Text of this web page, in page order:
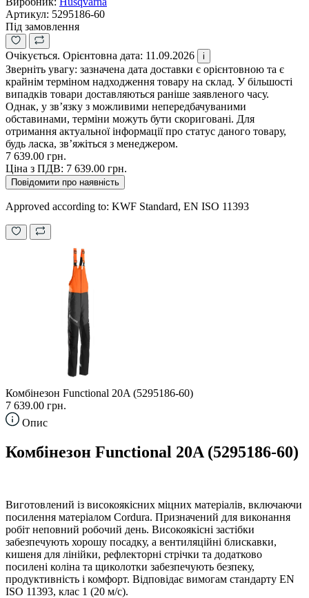
Артикул: 5295186-60
Під замовлення
Очікується. Орієнтовна дата: 11.09.2026 i
Зверніть увагу: зазначена дата доставки є орієнтовною та є
крайнім терміном надходження товару на склад. У більшості
випадків товари доставляються раніше заявленого часу.
Однак, у зв’язку з можливими непередбачуваними
обставинами, терміни можуть бути скориговані. Для
отримання актуальної інформації про статус даного товару,
будь ласка, зв’яжіться з менеджером.
7 639.00 грн.
Ціна з ПДВ: 7 639.00 грн.
Повідомити про наявність
Approved according to: KWF Standard, EN ISO 11393
Комбінезон Functional 20A (5295186-60)
7 639.00 грн.
Опис
Комбінезон Functional 20A (5295186-60)
Виготовлений із високоякісних міцних матеріалів, включаючи
посилення матеріалом Cordura. Призначений для виконання
робіт неповний робочий день. Високоякісні застібки
забезпечують хорошу посадку, а вентиляційні блискавки,
кишеня для лінійки, рефлекторні стрічки та додатково
посилені коліна та щиколотки забезпечують безпеку,
продуктивність і комфорт. Відповідає вимогам стандарту EN
ISO 11393, клас 1 (20 м/с).